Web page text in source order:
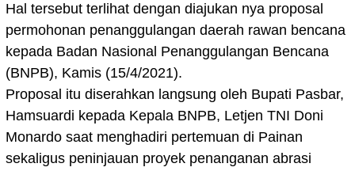
Hal tersebut terlihat dengan diajukan nya proposal
permohonan penanggulangan daerah rawan bencana
kepada Badan Nasional Penanggulangan Bencana
(BNPB), Kamis (15/4/2021).
Proposal itu diserahkan langsung oleh Bupati Pasbar,
Hamsuardi kepada Kepala BNPB, Letjen TNI Doni
Monardo saat menghadiri pertemuan di Painan
sekaligus peninjauan proyek penanganan abrasi